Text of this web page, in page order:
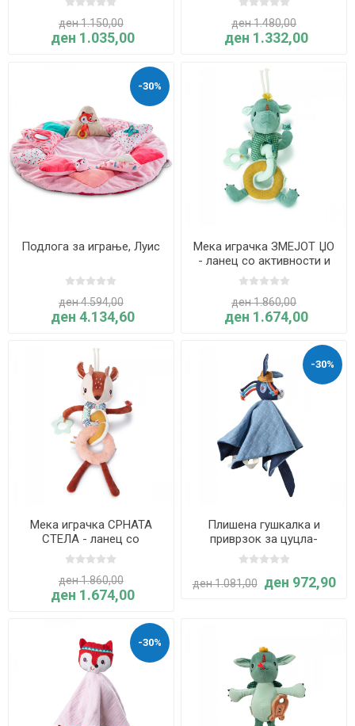
ден 1.150,00
ден 1.035,00
ден 1.480,00
ден 1.332,00
-30%
Подлога за играње, Луис
ден 4.594,00
ден 4.134,60
Мека играчка ЗМЕЈОТ ЏО
- ланец со активности и
глодалка - Lilliputiens
ден 1.860,00
ден 1.674,00
Мека играчка СРНАТА
СТЕЛА - ланец со
активности и глодалка -
Lilliputiens
ден 1.860,00
ден 1.674,00
-30%
Плишена гушкалка и
приврзок за цуцла-
ИГНАС - Lilliputiens
ден 1.081,00 ден 972,90
-30%